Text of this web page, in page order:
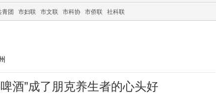
青团 市妇联 市文联 市科协 市侨联 社科联
酒”成了朋克养生者的心头好